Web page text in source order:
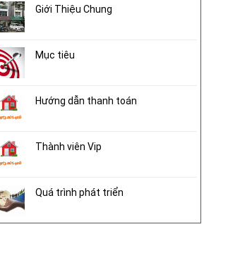
Giới Thiệu Chung
Mục tiêu
Hướng dẫn thanh toán
Thành viên Vip
Quá trình phát triển